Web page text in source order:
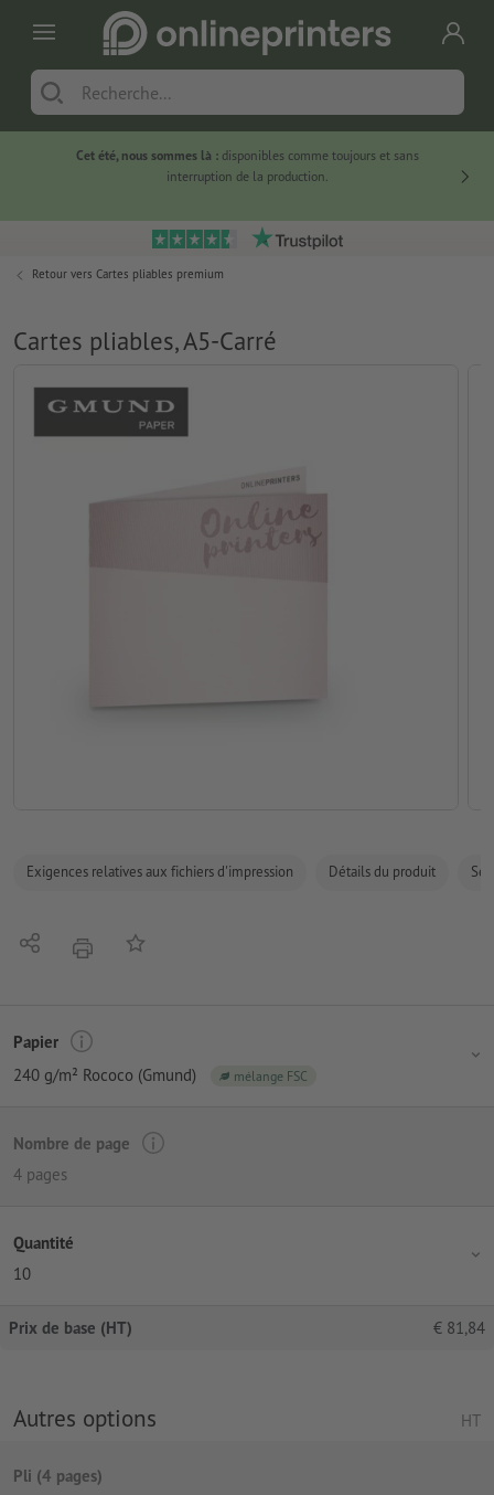
Cet été, nous sommes là :disponibles comme toujours et sans
interruption de la production.
Retour vers Cartes pliables premium
Cartes pliables, A5-Carré
Exigences relatives aux fichiers d'impression Détails du produit
PartagerimprimerAjouter à liste d'article
Papier
240 g/m² Rococo (Gmund)
mélange FSC
Nombre de page
4 pages
Quantité
10
Prix de base (HT) € 81,84
Autres options HT
Pli (4 pages)